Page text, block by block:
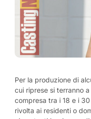
Per la produzione di
cui riprese si terranno
compresa tra i 18 e i
rivolta ai residenti o